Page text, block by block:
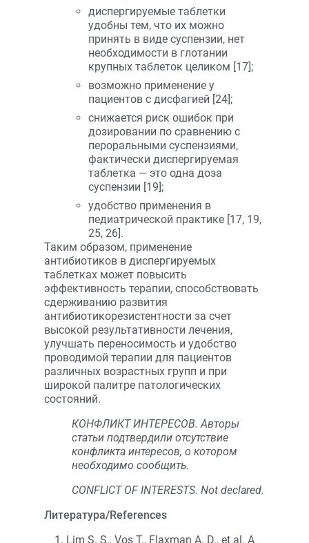
диспергируемые таблетки
удобны тем, что их можно
принять в виде суспензии, нет
необходимости в глотании
крупных таблеток целиком [17];
возможно применение у
пациентов с дисфагией [24];
снижается риск ошибок при
дозировании по сравнению с
пероральными суспензиями,
фактически диспергируемая
таблетка — это одна доза
суспензии [19];
удобство применения в
педиатрической практике [17, 19,
25, 26].
Таким образом, применение
антибиотиков в диспергируемых
таблетках может повысить
эффективность терапии, способствовать
сдерживанию развития
антибиотикорезистентности за счет
высокой результативности лечения,
улучшать переносимость и удобство
проводимой терапии для пациентов
различных возрастных групп и при
широкой палитре патологических
состояний.
КОНФЛИКТ ИНТЕРЕСОВ. Авторы
статьи подтвердили отсутствие
конфликта интересов, о котором
необходимо сообщить.
CONFLICT OF INTERESTS. Not declared.
Литература/References
Lim S. S., Vos T., Flaxman A. D., et al. A